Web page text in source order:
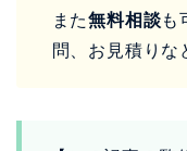
また無料相談も
問、お見積りな